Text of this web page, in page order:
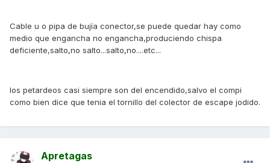
Cable u o pipa de bujía conector,se puede quedar hay como
medio que engancha no engancha,produciendo chispa
deficiente,salto,no salto...salto,no....etc...
los petardeos casi siempre son del encendido,salvo el compi
como bien dice que tenia el tornillo del colector de escape jodido.
Apretagas